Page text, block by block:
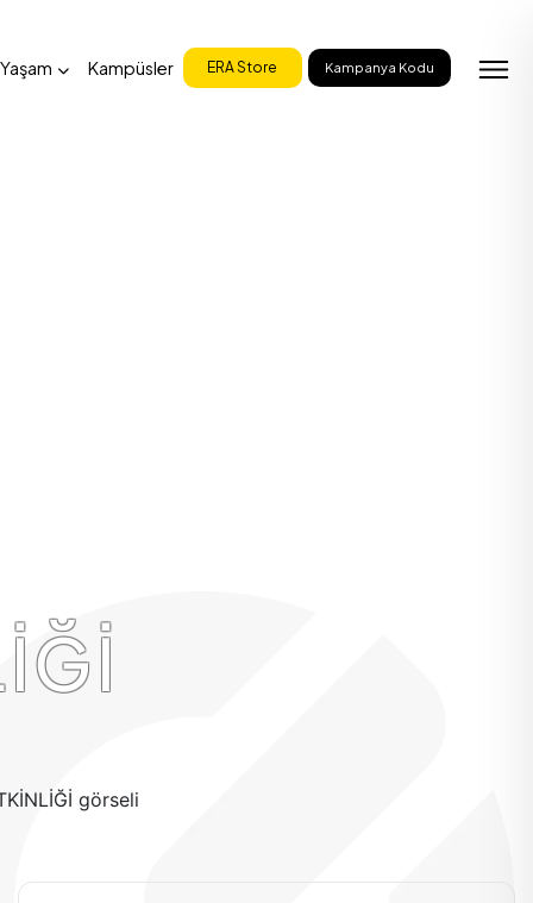
Kampüsler ERA Store Kampanya Kodu